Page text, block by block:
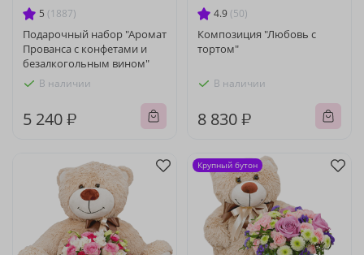
5 (1887)
Подарочный набор "Аромат
Прованса с конфетами и
безалкогольным вином"
В наличии
5 240 ₽
4.9 (50)
Композиция "Любовь с
тортом"
В наличии
8 830 ₽
Крупный бутон